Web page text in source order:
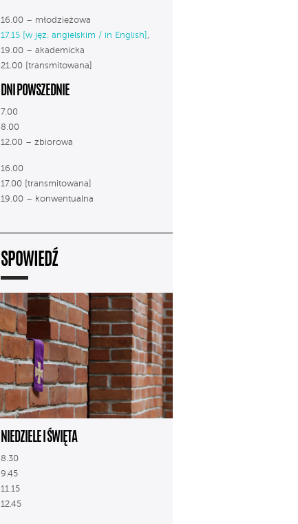
16.00 – młodzieżowa
17.15 [w jęz. angielskim / in English] ,
19.00 – akademicka
21.00 [transmitowana]
DNI POWSZEDNIE
7.00
8.00
12.00 – zbiorowa
16.00
17.00 [transmitowana]
19.00 – konwentualna
SPOWIEDŹ
NIEDZIELE I ŚWIĘTA
8.30
9.45
11.15
12.45